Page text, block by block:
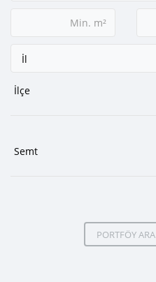
İl
PORTFÖY ARA